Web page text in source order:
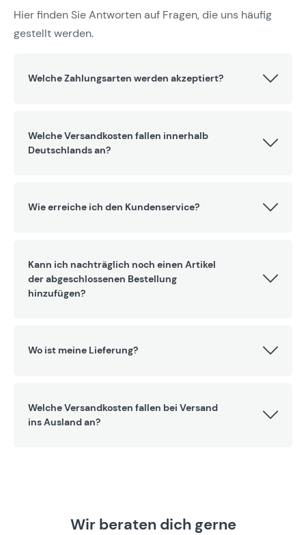
Hier finden Sie Antworten auf Fragen, die uns häufig
gestellt werden.
Welche Zahlungsarten werden akzeptiert?
Welche Versandkosten fallen innerhalb
Deutschlands an?
Wie erreiche ich den Kundenservice?
Kann ich nachträglich noch einen Artikel
der abgeschlossenen Bestellung
hinzufügen?
Wo ist meine Lieferung?
Welche Versandkosten fallen bei Versand
ins Ausland an?
Wir beraten dich gerne